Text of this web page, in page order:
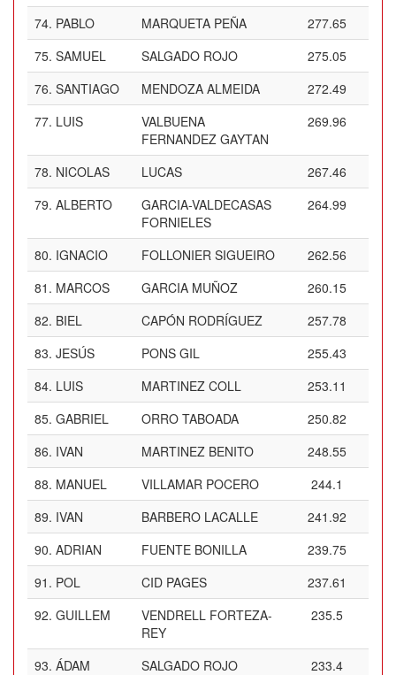
74. PABLO MARQUETA PEÑA
277.65
75. SAMUEL SALGADO ROJO
275.05
76. SANTIAGO MENDOZA ALMEIDA
272.49
77. LUIS
VALBUENA
FERNANDEZ GAYTAN
269.96
78. NICOLAS LUCAS
267.46
79. ALBERTO
GARCIA-VALDECASAS
FORNIELES
264.99
80. IGNACIO FOLLONIER SIGUEIRO
262.56
81. MARCOS GARCIA MUÑOZ
260.15
82. BIEL CAPÓN RODRÍGUEZ
257.78
83. JESÚS PONS GIL
255.43
84. LUIS MARTINEZ COLL
253.11
85. GABRIEL ORRO TABOADA
250.82
86. IVAN MARTINEZ BENITO
248.55
88. MANUEL VILLAMAR POCERO
244.1
89. IVAN BARBERO LACALLE
241.92
90. ADRIAN FUENTE BONILLA
239.75
91. POL CID PAGES
237.61
92. GUILLEM
VENDRELL FORTEZA-
REY
235.5
93. ÁDAM SALGADO ROJO
233.4